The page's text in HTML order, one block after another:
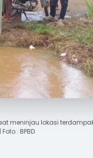
meninjau lokasi
: BPBD